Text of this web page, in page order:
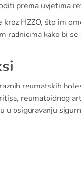
prema uvjetima
HZZO, što im
radnicima kako bi se
reumatskih
reumatoidnog
u osiguravanju